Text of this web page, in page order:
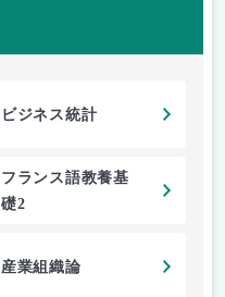
ビジネス統計
フランス語教養基
礎2
産業組織論